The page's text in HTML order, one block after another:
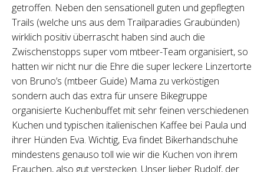
getroffen. Neben den sensationell guten und gepflegten
Trails (welche uns aus dem Trailparadies Graubünden)
wirklich positiv überrascht haben sind auch die
Zwischenstopps super vom mtbeer-Team organisiert, so
hatten wir nicht nur die Ehre die super leckere Linzertorte
von Bruno’s (mtbeer Guide) Mama zu verköstigen
sondern auch das extra für unsere Bikegruppe
organisierte Kuchenbuffet mit sehr feinen verschiedenen
Kuchen und typischen italienischen Kaffee bei Paula und
ihrer Hünden Eva. Wichtig, Eva findet Bikerhandschuhe
mindestens genauso toll wie wir die Kuchen von ihrem
Frauchen, also gut verstecken. Unser lieber Rudolf, der